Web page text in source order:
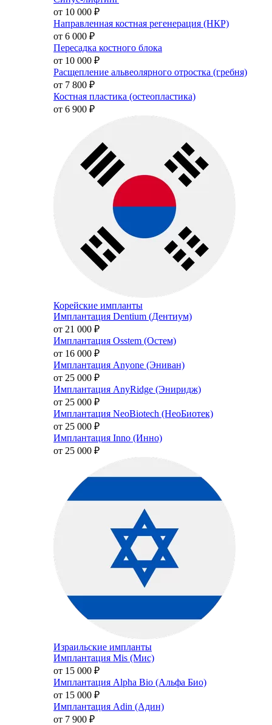
от 10 000 ₽
Направленная костная регенерация (НКР)
от 6 000 ₽
Пересадка костного блока
от 10 000 ₽
Расщепление альвеолярного отростка (гребня)
от 7 800 ₽
Костная пластика (остеопластика)
от 6 900 ₽
Корейские импланты
Имплантация Dentium (Дентиум)
от 21 000 ₽
Имплантация Osstem (Остем)
от 16 000 ₽
Имплантация Anyone (Эниван)
от 25 000 ₽
Имплантация AnyRidge (Эниридж)
от 25 000 ₽
Имплантация NeoBiotech (НеоБиотек)
от 25 000 ₽
Имплантация Inno (Инно)
от 25 000 ₽
Израильские импланты
Имплантация Mis (Мис)
от 15 000 ₽
Имплантация Alpha Bio (Альфа Био)
от 15 000 ₽
Имплантация Adin (Адин)
от 7 900 ₽